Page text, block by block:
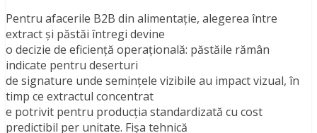
Pentru afacerile B2B din alimentație, alegerea între
extract și păstăi întregi devine
o decizie de eficiență operațională: păstăile rămân
indicate pentru deserturi
de signature unde semințele vizibile au impact vizual, în
timp ce extractul concentrat
e potrivit pentru producția standardizată cu cost
predictibil per unitate. Fișa tehnică